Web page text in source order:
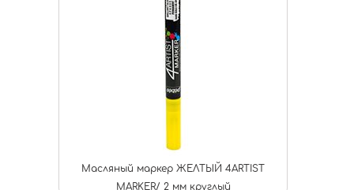
Масляный маркер ЖЕЛТЫЙ 4ARTIST
MARKER/ 2 мм круглый